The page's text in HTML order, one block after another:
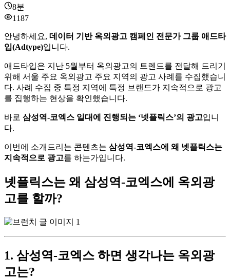
8분
1187
안녕하세요, 데이터 기반 옥외광고 캠페인 전문가 그룹 애드타
입(Adtype)입니다.
애드타입은 지난 5월부터 옥외광고의 트렌드를 전달해 드리기
위해 서울 주요 옥외광고 주요 지역의 광고 사례를 수집했습니
다. 사례 수집 중 특정 지역에 특정 브랜드가 지속적으로 광고
를 집행하는 현상을 확인했습니다.
바로 삼성역-코엑스 일대에 진행되는 ‘넷플릭스’의 광고입니
다.
이번에 소개드리는 콘텐츠는 삼성역-코엑스에 왜 넷플릭스는
지속적으로 광고를 하는가입니다.
넷플릭스는 왜 삼성역-코엑스에 옥외광
고를 할까?
1. 삼성역-코엑스 하면 생각나는 옥외광
고는?